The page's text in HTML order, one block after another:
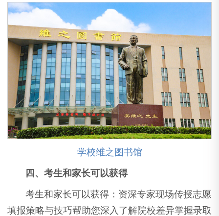
学校维之图书馆
四、考生和家长可以获得
考生和家长可以获得：资深专家现场传授志愿
填报策略与技巧帮助您深入了解院校差异掌握录取